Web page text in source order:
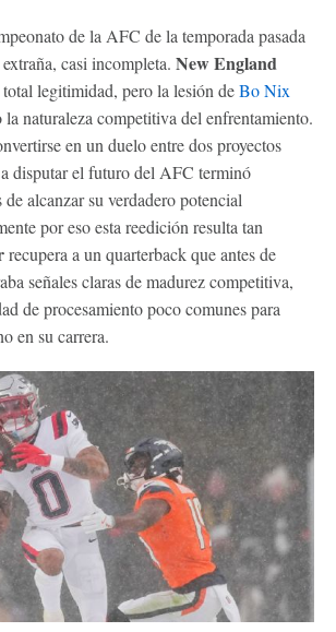
de la AFC de la temporada pasada
casi incompleta. New England
legitimidad, pero la lesión deBo Nix
naturaleza competitiva del enfrentamiento.
en un duelo entre dos proyectos
disputar el futuro del AFC terminó
de alcanzar su verdadero potencial
por eso esta reedición resulta tan
recupera a un quarterback que antes de
señales claras de madurez competitiva,
de procesamiento poco comunes para
en su carrera.